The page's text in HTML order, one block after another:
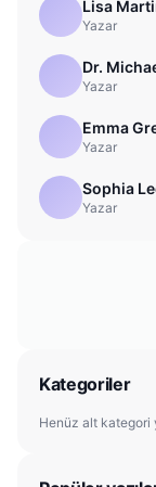
Lisa
Yazar
Dr.
Yazar
Emma
Yazar
Sophia
Yazar
Kategoriler
Henüz alt kategori